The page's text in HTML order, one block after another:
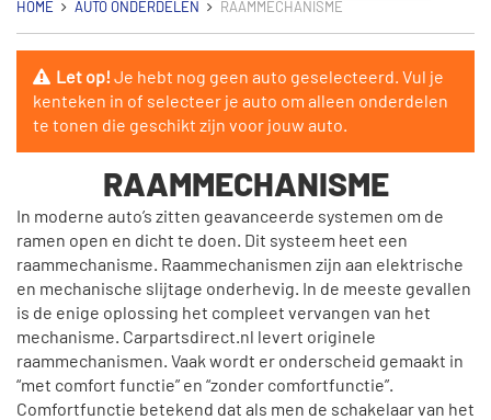
HOME AUTO ONDERDELEN RAAMMECHANISME
Let op!Je hebt nog geen auto geselecteerd. Vul je
kenteken in of selecteer je auto om alleen onderdelen
te tonen die geschikt zijn voor jouw auto.
RAAMMECHANISME
In moderne auto’s zitten geavanceerde systemen om de
ramen open en dicht te doen. Dit systeem heet een
raammechanisme. Raammechanismen zijn aan elektrische
en mechanische slijtage onderhevig. In de meeste gevallen
is de enige oplossing het compleet vervangen van het
mechanisme. Carpartsdirect.nl levert originele
raammechanismen. Vaak wordt er onderscheid gemaakt in
“met comfort functie” en “zonder comfortfunctie”.
Comfortfunctie betekend dat als men de schakelaar van het